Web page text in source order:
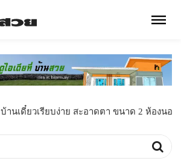
บ้านไม้น็อคดาวน์สไตล์มินิมอล